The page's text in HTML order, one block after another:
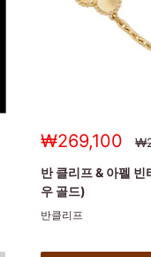
세
가
₩269,100
정
가
반 클리프 & 아펠
우 골드)
반클리프